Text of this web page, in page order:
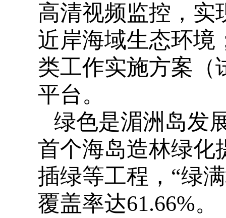
高清视频监控，实
近岸海域生态环境
类工作实施方案（
平台。
绿色是湄洲岛发
首个海岛造林绿化
插绿等工程，“绿
覆盖率达61.66%。